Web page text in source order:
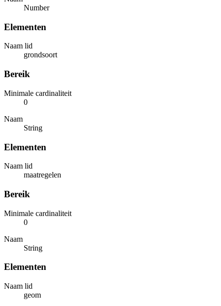
Number
Elementen
Naam lid
grondsoort
Bereik
Minimale cardinaliteit
0
Naam
String
Elementen
Naam lid
maatregelen
Bereik
Minimale cardinaliteit
0
Naam
String
Elementen
Naam lid
geom